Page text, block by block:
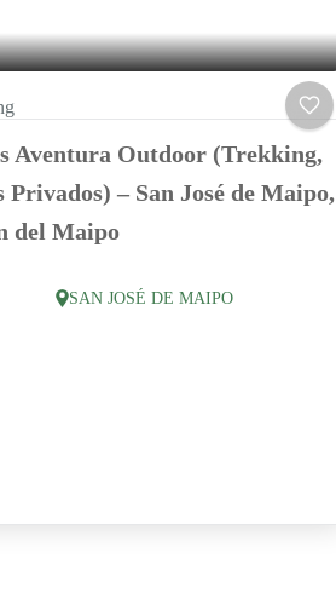
Aventura Outdoor (Trekking,
Privados) – San José de Maipo,
del Maipo
SAN JOSÉ DE MAIPO